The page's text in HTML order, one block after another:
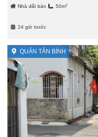
Nhà đất bán 50m2
24 giờ trước
QUẬN TÂN BÌNH